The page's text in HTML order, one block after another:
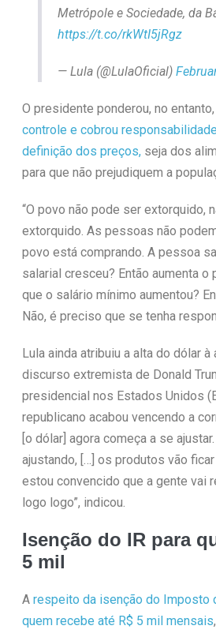
Metrópole e Sociedade, da
https://t.co/rkWtI5jRgz
— Lula (@LulaOficial)
O presidente ponderou, no
controle e cobrou
definição dos preços,seja dos
para que não prejudiquem a
“O povo não pode ser extorquido,
extorquido. As pessoas não
povo está comprando. A pessoa
salarial cresceu? Então aumenta o
que o salário mínimo aumentou?
Não, é preciso que se tenha
Lula ainda atribuiu a alta do dólar
discurso extremista de Donald
presidencial nos Estados Unidos
republicano acabou vencendo a
[o dólar] agora começa a se
ajustando, […] os produtos vão
estou convencido que a gente vai
logo logo”, indicou.
Isenção do IR para
5 mil
A respeito da isenção do Imposto
quem recebe até R$ 5 mil mensais